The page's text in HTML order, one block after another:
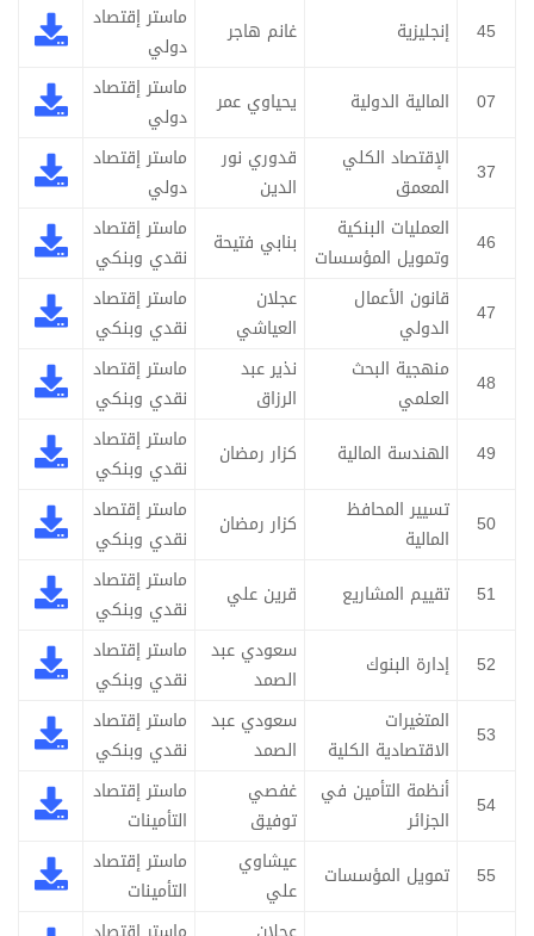
45 إنجليزية غانم هاجر
ماستر إقتصاد
دولي
07
المالية الدولية يحياوي عمر
ماستر إقتصاد
دولي
37
الإقتصاد الكلي
المعمق
قدوري نور
الدين
ماستر إقتصاد
دولي
46
العمليات البنكية
وتمويل المؤسسات
بنابي فتيحة
ماستر إقتصاد
نقدي وبنكي
47
قانون الأعمال
الدولي
عجلان
العياشي
ماستر إقتصاد
نقدي وبنكي
48
منهجية البحث
العلمي
نذير عبد
الرزاق
ماستر إقتصاد
نقدي وبنكي
49
الهندسة المالية كزار رمضان
ماستر إقتصاد
نقدي وبنكي
50
تسيير المحافظ
المالية
كزار رمضان
ماستر إقتصاد
نقدي وبنكي
51
تقييم المشاريع قرين علي
ماستر إقتصاد
نقدي وبنكي
52
إدارة البنوك
سعودي عبد
الصمد
ماستر إقتصاد
نقدي وبنكي
53
المتغيرات
الاقتصادية الكلية
سعودي عبد
الصمد
ماستر إقتصاد
نقدي وبنكي
54
أنظمة التأمين في
الجزائر
غفصي
توفيق
ماستر إقتصاد
التأمينات
55
تمويل المؤسسات
عيشاوي
علي
ماستر إقتصاد
التأمينات